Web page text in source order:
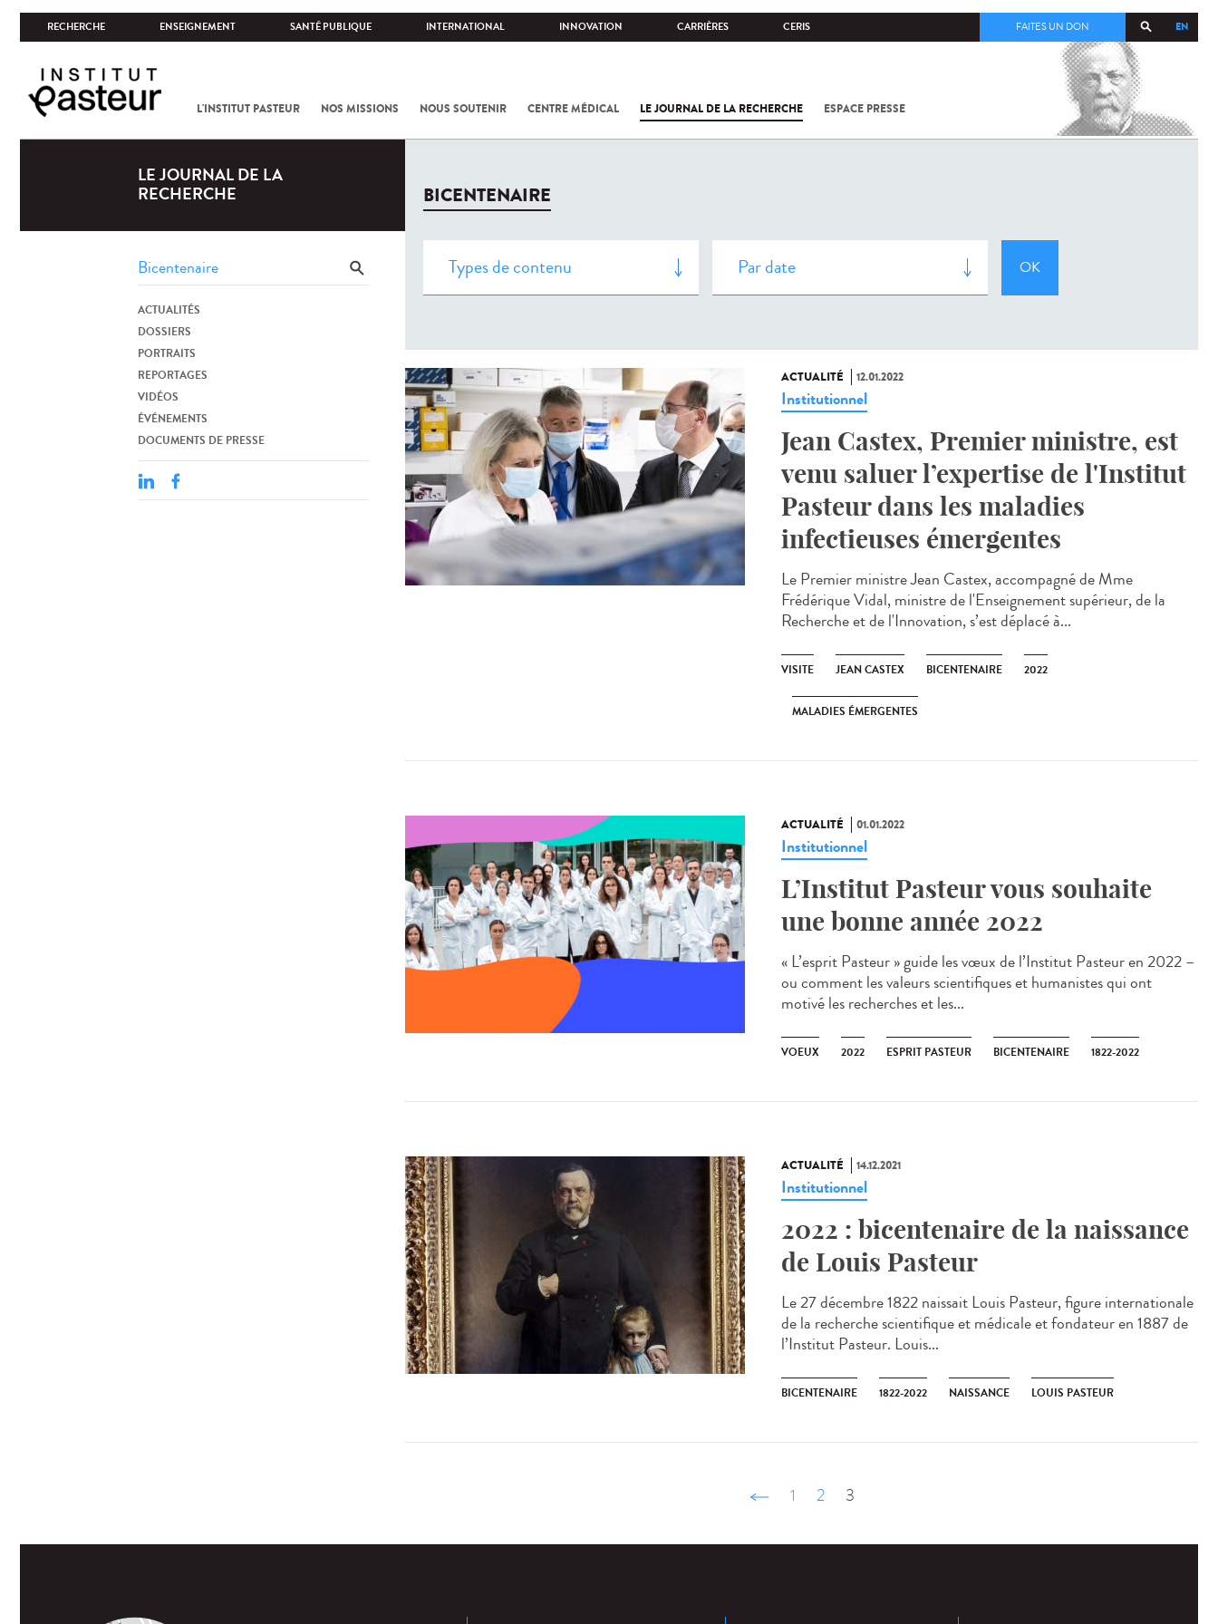
RECHERCHE ENSEIGNEMENT SANTÉ PUBLIQUE INTERNATIONAL INNOVATION CARRIÈRES CERIS EN
FAITES UN DON
L'INSTITUT PASTEUR NOS MISSIONS NOUS SOUTENIR CENTRE MÉDICAL LE JOURNAL DE LA RECHERCHE ESPACE PRESSE
COV-2 /
LE JOURNAL DE LA
RECHERCHE
ACTUALITÉS
DOSSIERS
PORTRAITS
REPORTAGES
VIDÉOS
ÉVÉNEMENTS
DOCUMENTS DE PRESSE
BICENTENAIRE
ACTUALITÉ 12.01.2022
Institutionnel
Jean Castex, Premier ministre, est
venu saluer l’expertise de l'Institut
Pasteur dans les maladies
infectieuses émergentes
Le Premier ministre Jean Castex, accompagné de Mme
Frédérique Vidal, ministre de l'Enseignement supérieur, de la
Recherche et de l'Innovation, s’est déplacé à...
VISITE JEAN CASTEX BICENTENAIRE 2022
MALADIES ÉMERGENTES
ACTUALITÉ 01.01.2022
Institutionnel
L’Institut Pasteur vous souhaite
une bonne année 2022
« L’esprit Pasteur » guide les vœux de l’Institut Pasteur en 2022 –
ou comment les valeurs scientifiques et humanistes qui ont
motivé les recherches et les...
VOEUX 2022 ESPRIT PASTEUR BICENTENAIRE 1822-2022
ACTUALITÉ 14.12.2021
Institutionnel
2022 : bicentenaire de la naissance
de Louis Pasteur
Le 27 décembre 1822 naissait Louis Pasteur, figure internationale
de la recherche scientifique et médicale et fondateur en 1887 de
l’Institut Pasteur. Louis...
BICENTENAIRE 1822-2022 NAISSANCE LOUIS PASTEUR
‹ précédent
1 2 3